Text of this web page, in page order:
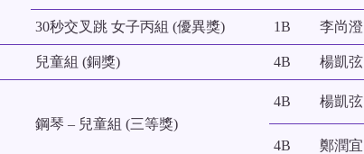
30秒交叉跳 女子丙組 (優異獎) 1B 李尚澄
兒童組 (銅獎) 4B 楊凱弦
鋼琴 – 兒童組 (三等獎)
4B 楊凱弦
4B 鄭潤宜